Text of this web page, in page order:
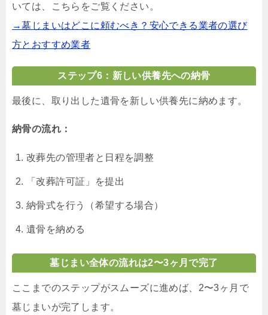
いては、こちらをご覧ください。
→墓じまいはどこに頼むべき？安心できる業者の選び
方とおすすめ業者
ステップ6：新しい供養先への納骨
最後に、取り出した遺骨を新しい供養先に納めます。
納骨の流れ：
改葬先の管理者と日程を調整
「改葬許可証」を提出
納骨式を行う（希望する場合）
遺骨を納める
墓じまい全体の流れは2〜3ヶ月で完了
ここまでのステップがスムーズに進めば、2〜3ヶ月で
墓じまいが完了します。